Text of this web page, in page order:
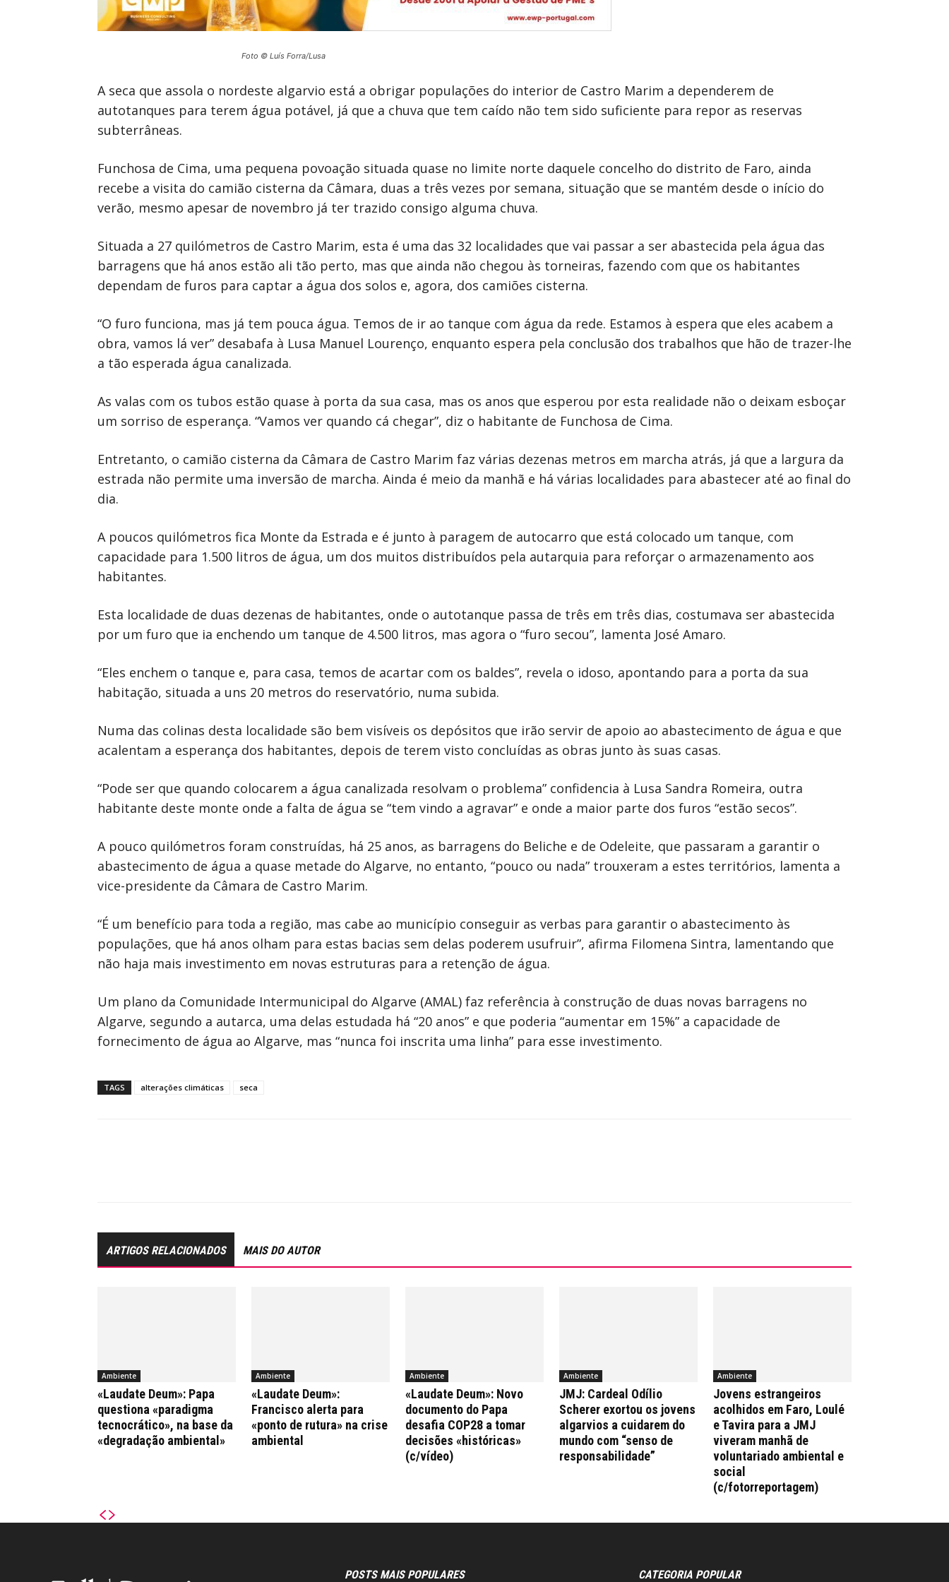
Foto © Luís Forra/Lusa
A seca que assola o nordeste algarvio está a obrigar populações do interior de Castro Marim a dependerem de
autotanques para terem água potável, já que a chuva que tem caído não tem sido suficiente para repor as reservas
subterrâneas.
Funchosa de Cima, uma pequena povoação situada quase no limite norte daquele concelho do distrito de Faro, ainda
recebe a visita do camião cisterna da Câmara, duas a três vezes por semana, situação que se mantém desde o início do
verão, mesmo apesar de novembro já ter trazido consigo alguma chuva.
Situada a 27 quilómetros de Castro Marim, esta é uma das 32 localidades que vai passar a ser abastecida pela água das
barragens que há anos estão ali tão perto, mas que ainda não chegou às torneiras, fazendo com que os habitantes
dependam de furos para captar a água dos solos e, agora, dos camiões cisterna.
“O furo funciona, mas já tem pouca água. Temos de ir ao tanque com água da rede. Estamos à espera que eles acabem a
obra, vamos lá ver” desabafa à Lusa Manuel Lourenço, enquanto espera pela conclusão dos trabalhos que hão de trazer-lhe
a tão esperada água canalizada.
As valas com os tubos estão quase à porta da sua casa, mas os anos que esperou por esta realidade não o deixam esboçar
um sorriso de esperança. “Vamos ver quando cá chegar”, diz o habitante de Funchosa de Cima.
Entretanto, o camião cisterna da Câmara de Castro Marim faz várias dezenas metros em marcha atrás, já que a largura da
estrada não permite uma inversão de marcha. Ainda é meio da manhã e há várias localidades para abastecer até ao final do
dia.
A poucos quilómetros fica Monte da Estrada e é junto à paragem de autocarro que está colocado um tanque, com
capacidade para 1.500 litros de água, um dos muitos distribuídos pela autarquia para reforçar o armazenamento aos
habitantes.
Esta localidade de duas dezenas de habitantes, onde o autotanque passa de três em três dias, costumava ser abastecida
por um furo que ia enchendo um tanque de 4.500 litros, mas agora o “furo secou”, lamenta José Amaro.
“Eles enchem o tanque e, para casa, temos de acartar com os baldes”, revela o idoso, apontando para a porta da sua
habitação, situada a uns 20 metros do reservatório, numa subida.
Numa das colinas desta localidade são bem visíveis os depósitos que irão servir de apoio ao abastecimento de água e que
acalentam a esperança dos habitantes, depois de terem visto concluídas as obras junto às suas casas.
“Pode ser que quando colocarem a água canalizada resolvam o problema” confidencia à Lusa Sandra Romeira, outra
habitante deste monte onde a falta de água se “tem vindo a agravar” e onde a maior parte dos furos “estão secos”.
A pouco quilómetros foram construídas, há 25 anos, as barragens do Beliche e de Odeleite, que passaram a garantir o
abastecimento de água a quase metade do Algarve, no entanto, “pouco ou nada” trouxeram a estes territórios, lamenta a
vice-presidente da Câmara de Castro Marim.
“É um benefício para toda a região, mas cabe ao município conseguir as verbas para garantir o abastecimento às
populações, que há anos olham para estas bacias sem delas poderem usufruir”, afirma Filomena Sintra, lamentando que
não haja mais investimento em novas estruturas para a retenção de água.
Um plano da Comunidade Intermunicipal do Algarve (AMAL) faz referência à construção de duas novas barragens no
Algarve, segundo a autarca, uma delas estudada há “20 anos” e que poderia “aumentar em 15%” a capacidade de
fornecimento de água ao Algarve, mas “nunca foi inscrita uma linha” para esse investimento.
TAGS alterações climáticas seca
ARTIGOS RELACIONADOS MAIS DO AUTOR
Ambiente
«Laudate Deum»: Papa
questiona «paradigma
tecnocrático», na base da
«degradação ambiental»
Ambiente
«Laudate Deum»:
Francisco alerta para
«ponto de rutura» na crise
ambiental
Ambiente
«Laudate Deum»: Novo
documento do Papa
desafia COP28 a tomar
decisões «históricas»
(c/vídeo)
Ambiente
JMJ: Cardeal Odílio
Scherer exortou os jovens
algarvios a cuidarem do
mundo com “senso de
responsabilidade”
Ambiente
Jovens estrangeiros
acolhidos em Faro, Loulé
e Tavira para a JMJ
viveram manhã de
voluntariado ambiental e
social
(c/fotorreportagem)
POSTS MAIS POPULARES CATEGORIA POPULAR